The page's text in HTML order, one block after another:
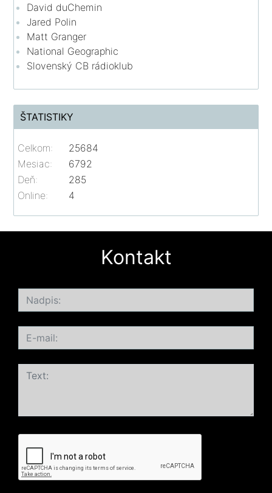
David duChemin
Jared Polin
Matt Granger
National Geographic
Slovenský CB rádioklub
ŠTATISTIKY
Online: 4
Celkom:
25684
Mesiac:
6792
Deň:
285
Kontakt